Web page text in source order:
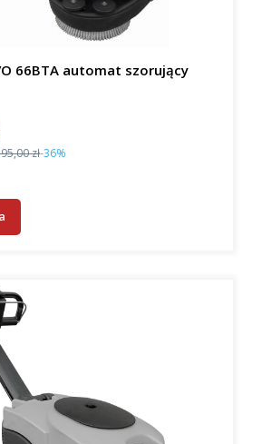
66BTA automat szorujący
zł-36%